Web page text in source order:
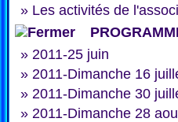
» Les activités de
» 2011-25 juin
» 2011-Dimanche 16
» 2011-Dimanche 30
» 2011-Dimanche 28